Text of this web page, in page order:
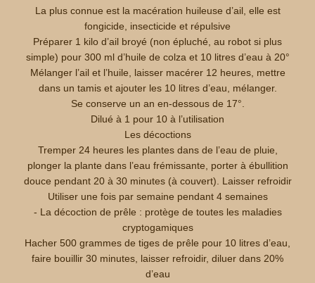
La plus connue est la macération huileuse d’ail, elle est
fongicide, insecticide et répulsive
Préparer 1 kilo d’ail broyé (non épluché, au robot si plus
simple) pour 300 ml d’huile de colza et 10 litres d’eau à 20°
Mélanger l’ail et l’huile, laisser macérer 12 heures, mettre
dans un tamis et ajouter les 10 litres d’eau, mélanger.
Se conserve un an en-dessous de 17°.
Dilué à 1 pour 10 à l’utilisation
Les décoctions
Tremper 24 heures les plantes dans de l’eau de pluie,
plonger la plante dans l’eau frémissante, porter à ébullition
douce pendant 20 à 30 minutes (à couvert). Laisser refroidir
Utiliser une fois par semaine pendant 4 semaines
- La décoction de prêle : protège de toutes les maladies
cryptogamiques
Hacher 500 grammes de tiges de prêle pour 10 litres d’eau,
faire bouillir 30 minutes, laisser refroidir, diluer dans 20%
d’eau